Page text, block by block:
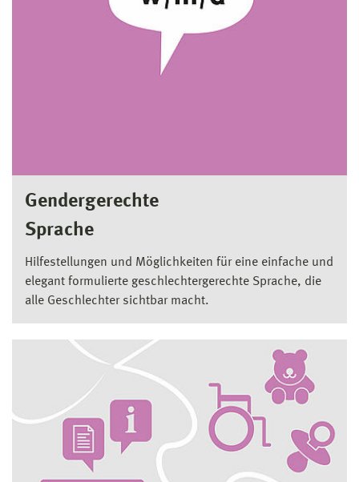
Gendergerechte
Sprache
Hilfestellungen und Möglichkeiten für eine einfache und
elegant formulierte geschlechtergerechte Sprache, die
alle Geschlechter sichtbar macht.